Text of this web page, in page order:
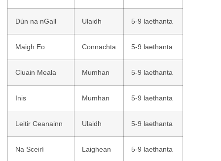
Dún na nGall Ulaidh 5-9 laethanta
Maigh Eo Connachta 5-9 laethanta
Cluain Meala Mumhan 5-9 laethanta
Inis Mumhan 5-9 laethanta
Leitir Ceanainn Ulaidh 5-9 laethanta
Na Sceirí Laighean 5-9 laethanta